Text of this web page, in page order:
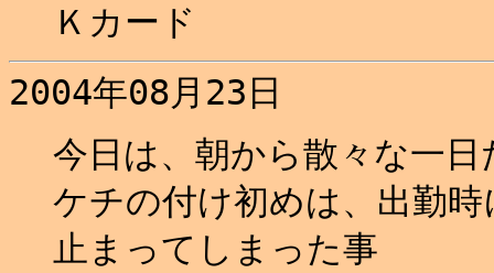
Ｋカード
2004年08月23日
今日は、朝から散々な一
ケチの付け初めは、出勤
止まってしまった事